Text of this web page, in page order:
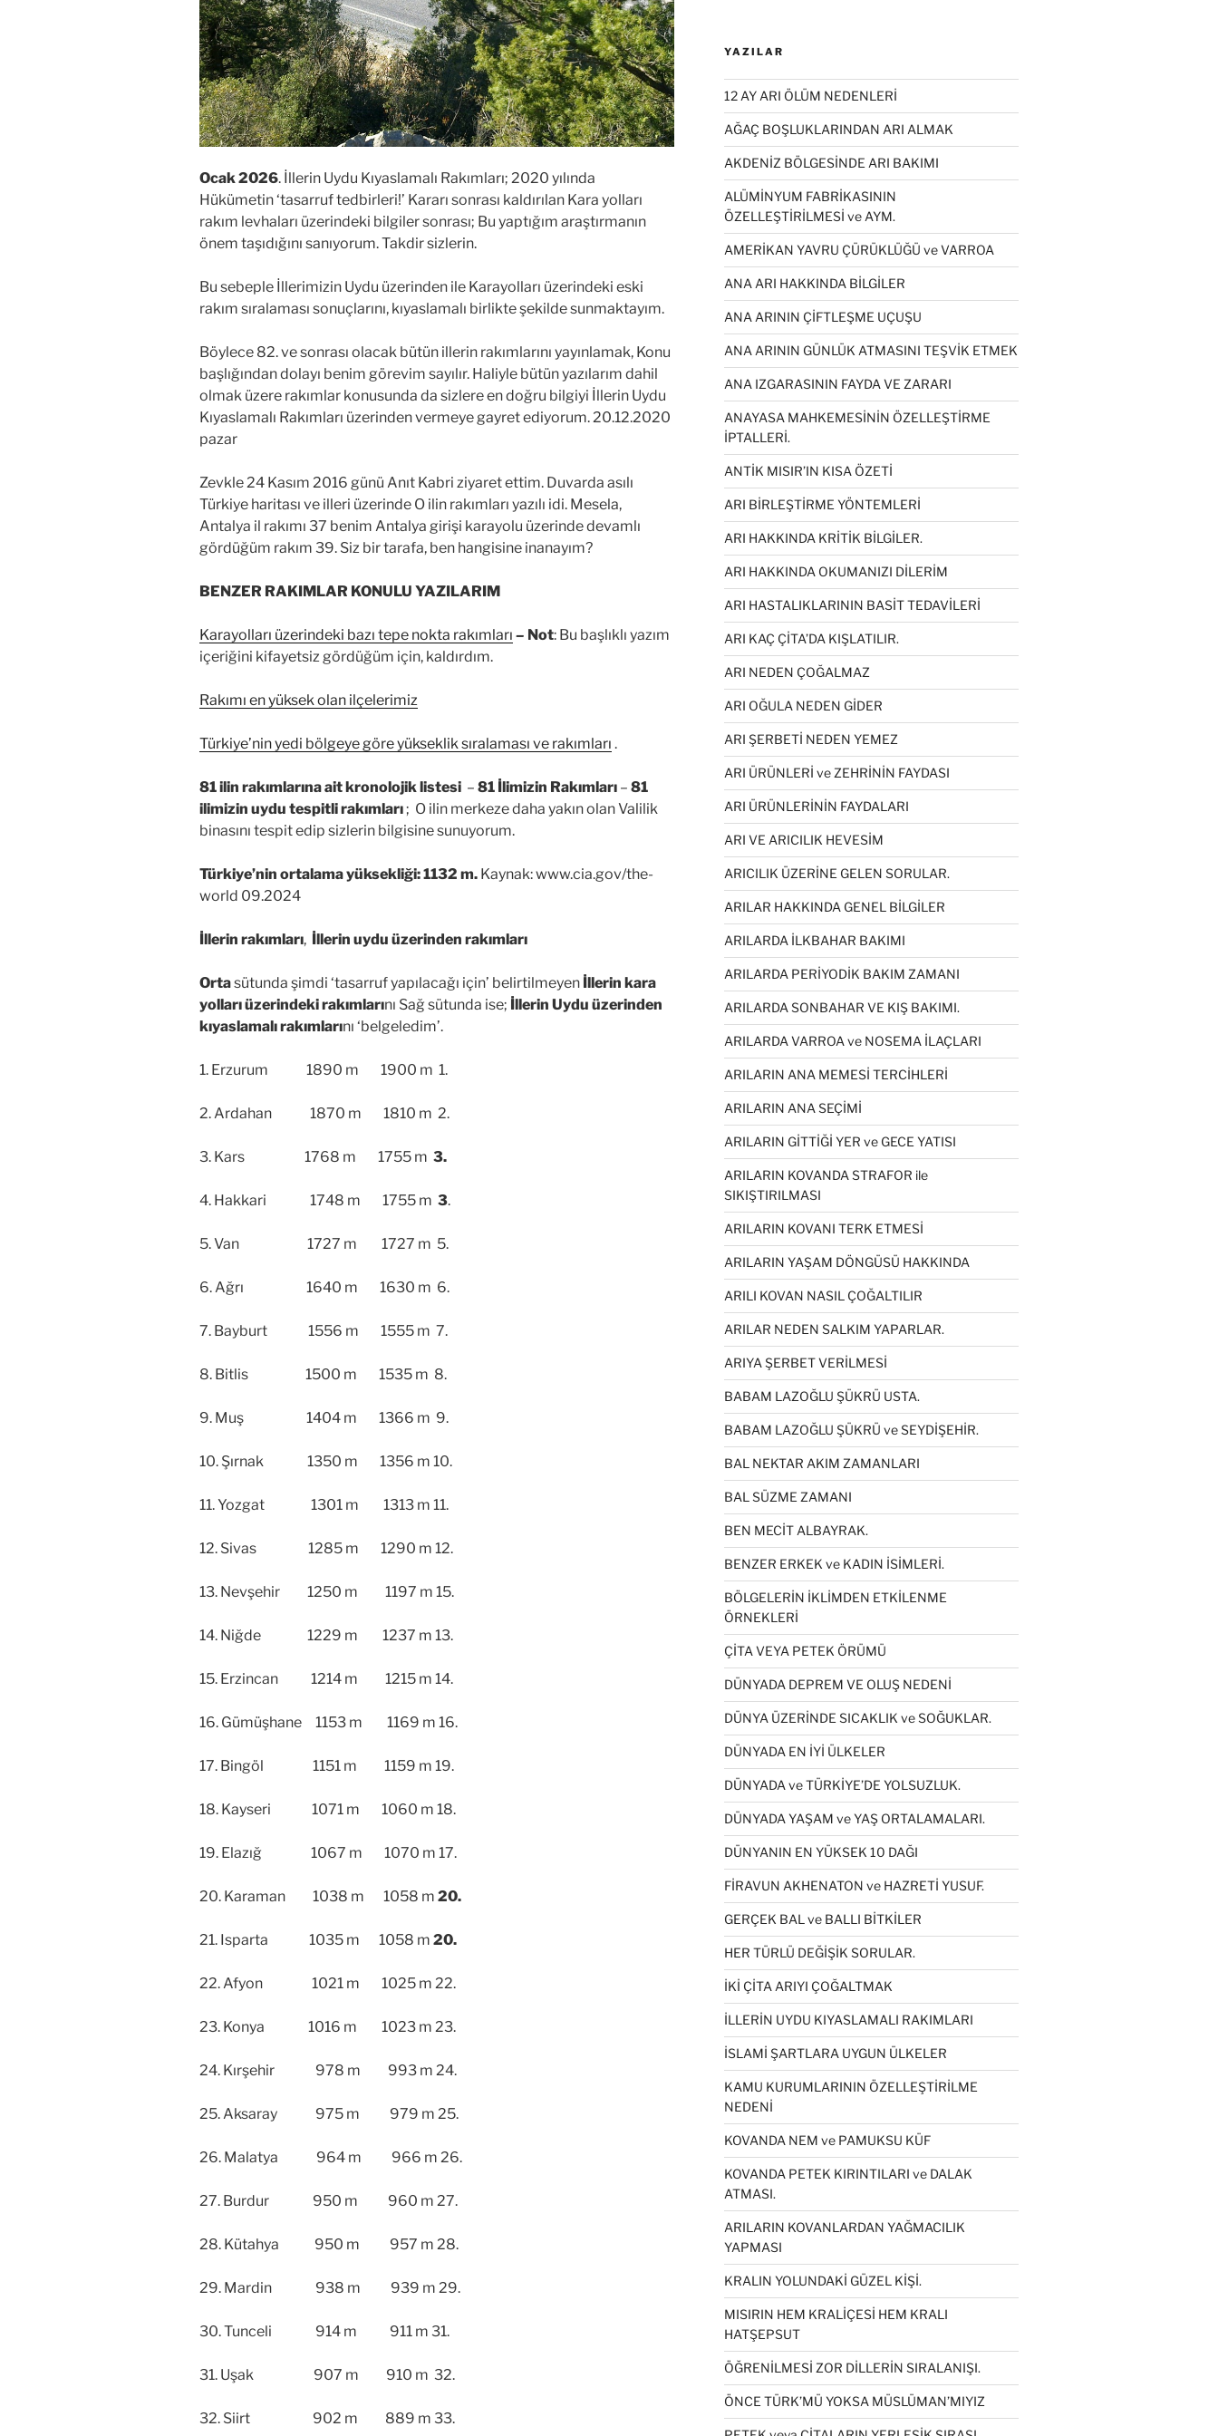
Ocak 2026. İllerin Uydu Kıyaslamalı Rakımları; 2020 yılında
Hükümetin ‘tasarruf tedbirleri!’ Kararı sonrası kaldırılan Kara yolları
rakım levhaları üzerindeki bilgiler sonrası; Bu yaptığım araştırmanın
önem taşıdığını sanıyorum. Takdir sizlerin.
Bu sebeple İllerimizin Uydu üzerinden ile Karayolları üzerindeki eski
rakım sıralaması sonuçlarını, kıyaslamalı birlikte şekilde sunmaktayım.
Böylece 82. ve sonrası olacak bütün illerin rakımlarını yayınlamak, Konu
başlığından dolayı benim görevim sayılır. Haliyle bütün yazılarım dahil
olmak üzere rakımlar konusunda da sizlere en doğru bilgiyi İllerin Uydu
Kıyaslamalı Rakımları üzerinden vermeye gayret ediyorum. 20.12.2020
pazar
Zevkle 24 Kasım 2016 günü Anıt Kabri ziyaret ettim. Duvarda asılı
Türkiye haritası ve illeri üzerinde O ilin rakımları yazılı idi. Mesela,
Antalya il rakımı 37 benim Antalya girişi karayolu üzerinde devamlı
gördüğüm rakım 39. Siz bir tarafa, ben hangisine inanayım?
BENZER RAKIMLAR KONULU YAZILARIM
Karayolları üzerindeki bazı tepe nokta rakımları – Not: Bu başlıklı yazım
içeriğini kifayetsiz gördüğüm için, kaldırdım.
Rakımı en yüksek olan ilçelerimiz
Türkiye’nin yedi bölgeye göre yükseklik sıralaması ve rakımları .
81 ilin rakımlarına ait kronolojik listesi – 81 İlimizin Rakımları – 81
ilimizin uydu tespitli rakımları; O ilin merkeze daha yakın olan Valilik
binasını tespit edip sizlerin bilgisine sunuyorum.
Türkiye’nin ortalama yüksekliği: 1132 m. Kaynak: www.cia.gov/the-
world 09.2024
İllerin rakımları, İllerin uydu üzerinden rakımları
Ortasütunda şimdi ‘tasarruf yapılacağı için’ belirtilmeyen İllerin kara
yolları üzerindeki rakımlarını Sağ sütunda ise; İllerin Uydu üzerinden
kıyaslamalı rakımlarını ‘belgeledim’.
1. Erzurum 1890 m 1900 m 1.
2. Ardahan 1870 m 1810 m 2.
3. Kars 1768 m 1755 m 3.
4. Hakkari 1748 m 1755 m 3.
5. Van 1727 m 1727 m 5.
6. Ağrı 1640 m 1630 m 6.
7. Bayburt 1556 m 1555 m 7.
8. Bitlis 1500 m 1535 m 8.
9. Muş 1404 m 1366 m 9.
10. Şırnak 1350 m 1356 m 10.
11. Yozgat 1301 m 1313 m 11.
12. Sivas 1285 m 1290 m 12.
13. Nevşehir 1250 m 1197 m 15.
14. Niğde 1229 m 1237 m 13.
15. Erzincan 1214 m 1215 m 14.
16. Gümüşhane 1153 m 1169 m 16.
17. Bingöl 1151 m 1159 m 19.
18. Kayseri 1071 m 1060 m 18.
19. Elazığ 1067 m 1070 m 17.
20. Karaman 1038 m 1058 m 20.
21. Isparta 1035 m 1058 m 20.
22. Afyon 1021 m 1025 m 22.
23. Konya 1016 m 1023 m 23.
24. Kırşehir 978 m 993 m 24.
25. Aksaray 975 m 979 m 25.
26. Malatya 964 m 966 m 26.
27. Burdur 950 m 960 m 27.
28. Kütahya 950 m 957 m 28.
29. Mardin 938 m 939 m 29.
30. Tunceli 914 m 911 m 31.
31. Uşak 907 m 910 m 32.
32. Siirt 902 m 889 m 33.
YAZILAR
12 AY ARI ÖLÜM NEDENLERİ
AĞAÇ BOŞLUKLARINDAN ARI ALMAK
AKDENİZ BÖLGESİNDE ARI BAKIMI
ALÜMİNYUM FABRİKASININ
ÖZELLEŞTİRİLMESİ ve AYM.
AMERİKAN YAVRU ÇÜRÜKLÜĞÜ ve VARROA
ANA ARI HAKKINDA BİLGİLER
ANA ARININ ÇİFTLEŞME UÇUŞU
ANA ARININ GÜNLÜK ATMASINI TEŞVİK ETMEK
ANA IZGARASININ FAYDA VE ZARARI
ANAYASA MAHKEMESİNİN ÖZELLEŞTİRME
İPTALLERİ.
ANTİK MISIR’IN KISA ÖZETİ
ARI BİRLEŞTİRME YÖNTEMLERİ
ARI HAKKINDA KRİTİK BİLGİLER.
ARI HAKKINDA OKUMANIZI DİLERİM
ARI HASTALIKLARININ BASİT TEDAVİLERİ
ARI KAÇ ÇİTA’DA KIŞLATILIR.
ARI NEDEN ÇOĞALMAZ
ARI OĞULA NEDEN GİDER
ARI ŞERBETİ NEDEN YEMEZ
ARI ÜRÜNLERİ ve ZEHRİNİN FAYDASI
ARI ÜRÜNLERİNİN FAYDALARI
ARI VE ARICILIK HEVESİM
ARICILIK ÜZERİNE GELEN SORULAR.
ARILAR HAKKINDA GENEL BİLGİLER
ARILARDA İLKBAHAR BAKIMI
ARILARDA PERİYODİK BAKIM ZAMANI
ARILARDA SONBAHAR VE KIŞ BAKIMI.
ARILARDA VARROA ve NOSEMA İLAÇLARI
ARILARIN ANA MEMESİ TERCİHLERİ
ARILARIN ANA SEÇİMİ
ARILARIN GİTTİĞİ YER ve GECE YATISI
ARILARIN KOVANDA STRAFOR ile
SIKIŞTIRILMASI
ARILARIN KOVANI TERK ETMESİ
ARILARIN YAŞAM DÖNGÜSÜ HAKKINDA
ARILI KOVAN NASIL ÇOĞALTILIR
ARILAR NEDEN SALKIM YAPARLAR.
ARIYA ŞERBET VERİLMESİ
BABAM LAZOĞLU ŞÜKRÜ USTA.
BABAM LAZOĞLU ŞÜKRÜ ve SEYDİŞEHİR.
BAL NEKTAR AKIM ZAMANLARI
BAL SÜZME ZAMANI
BEN MECİT ALBAYRAK.
BENZER ERKEK ve KADIN İSİMLERİ.
BÖLGELERİN İKLİMDEN ETKİLENME
ÖRNEKLERİ
ÇİTA VEYA PETEK ÖRÜMÜ
DÜNYADA DEPREM VE OLUŞ NEDENİ
DÜNYA ÜZERİNDE SICAKLIK ve SOĞUKLAR.
DÜNYADA EN İYİ ÜLKELER
DÜNYADA ve TÜRKİYE’DE YOLSUZLUK.
DÜNYADA YAŞAM ve YAŞ ORTALAMALARI.
DÜNYANIN EN YÜKSEK 10 DAĞI
FİRAVUN AKHENATON ve HAZRETİ YUSUF.
GERÇEK BAL ve BALLI BİTKİLER
HER TÜRLÜ DEĞİŞİK SORULAR.
İKİ ÇİTA ARIYI ÇOĞALTMAK
İLLERİN UYDU KIYASLAMALI RAKIMLARI
İSLAMİ ŞARTLARA UYGUN ÜLKELER
KAMU KURUMLARININ ÖZELLEŞTİRİLME
NEDENİ
KOVANDA NEM ve PAMUKSU KÜF
KOVANDA PETEK KIRINTILARI ve DALAK
ATMASI.
ARILARIN KOVANLARDAN YAĞMACILIK
YAPMASI
KRALIN YOLUNDAKİ GÜZEL KİŞİ.
MISIRIN HEM KRALİÇESİ HEM KRALI
HATŞEPSUT
ÖĞRENİLMESİ ZOR DİLLERİN SIRALANIŞI.
ÖNCE TÜRK’MÜ YOKSA MÜSLÜMAN’MIYIZ